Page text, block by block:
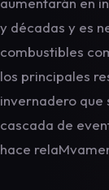
y décadas y es
combustibles
los principales
invernadero que
cascada de
hace